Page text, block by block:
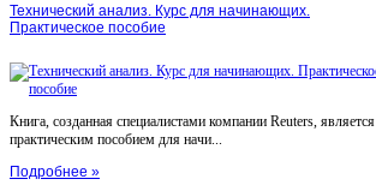
Технический анализ. Курс для начинающих.
Практическое пособие
Книга, созданная специалистами компании Reuters, является
практическим пособием для начи...
Подробнее »